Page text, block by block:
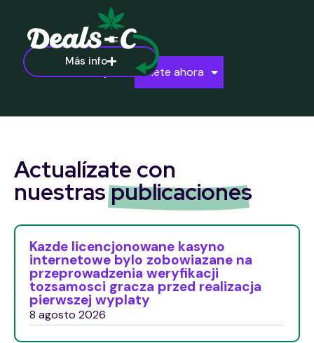
Más info
Únete ahora
Actualízate con
nuestraspublicaciones
Kazde licencjonowane kasyno
internetowe bylo zobowiazane na
przeprowadzenia weryfikacji
tozsamosci gracza przed realizacja
pierwszej wyplaty
8 agosto 2026